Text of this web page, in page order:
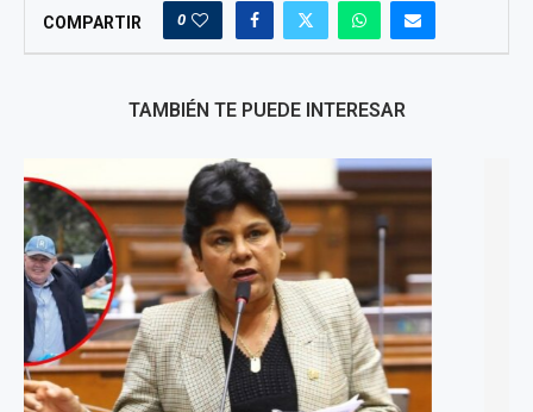
COMPARTIR 0
TAMBIÉN TE PUEDE INTERESAR